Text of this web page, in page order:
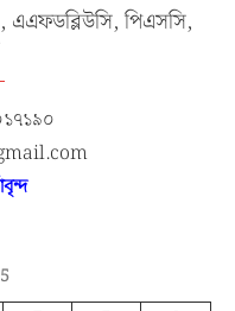
এএফডব্লিউসি, পিএসসি,